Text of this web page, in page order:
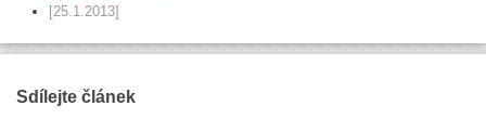
[25.1.2013]
Sdílejte článek